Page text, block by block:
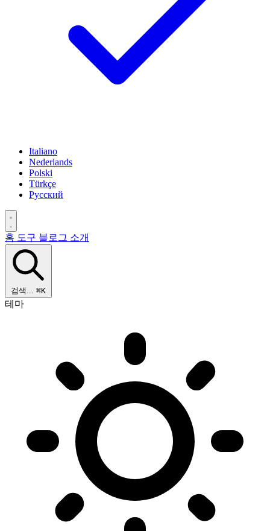
Italiano
Nederlands
Polski
Türkçe
Русский
홈 도구 블로그 소개
검색... ⌘K
테마